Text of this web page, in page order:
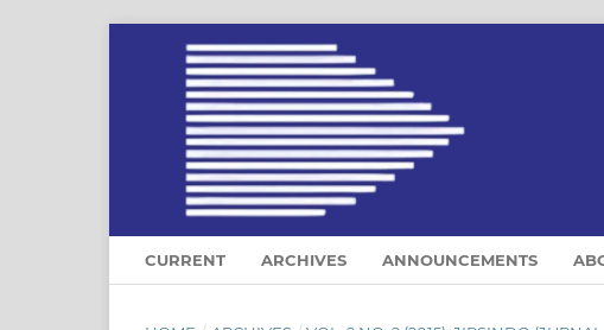
CURRENT ARCHIVES ANNOUNCEMENTS